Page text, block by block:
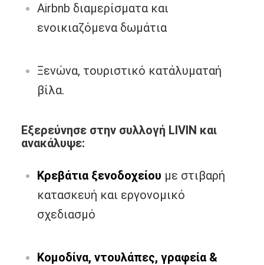
Airbnb διαμερίσματα και
ενοικιαζόμενα δωμάτια
Ξενώνα, τουριστικό κατάλυματαή
βίλα.
Εξερεύνησε στην συλλογή LIVIN και
ανακάλυψε:
Κρεβάτια ξενοδοχείου με στιβαρή
κατασκευή και εργονομικό
σχεδιασμό
Κομοδίνα, ντουλάπες, γραφεία &